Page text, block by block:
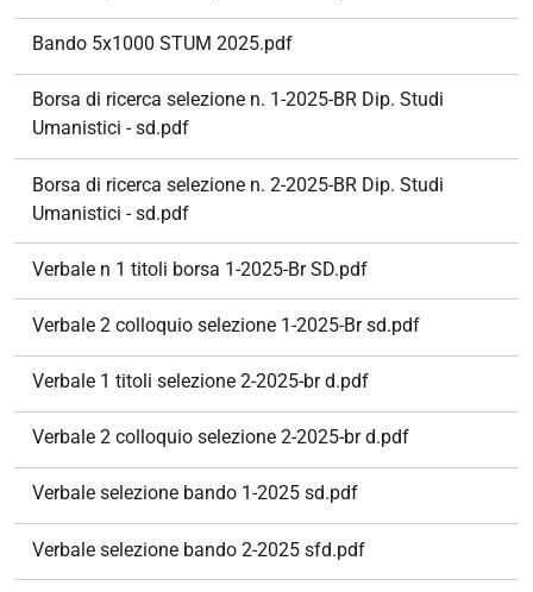
Bando 5x1000 STUM 2025.pdf
Borsa di ricerca selezione n. 1-2025-BR Dip. Studi
Umanistici - sd.pdf
Borsa di ricerca selezione n. 2-2025-BR Dip. Studi
Umanistici - sd.pdf
Verbale n 1 titoli borsa 1-2025-Br SD.pdf
Verbale 2 colloquio selezione 1-2025-Br sd.pdf
Verbale 1 titoli selezione 2-2025-br d.pdf
Verbale 2 colloquio selezione 2-2025-br d.pdf
Verbale selezione bando 1-2025 sd.pdf
Verbale selezione bando 2-2025 sfd.pdf